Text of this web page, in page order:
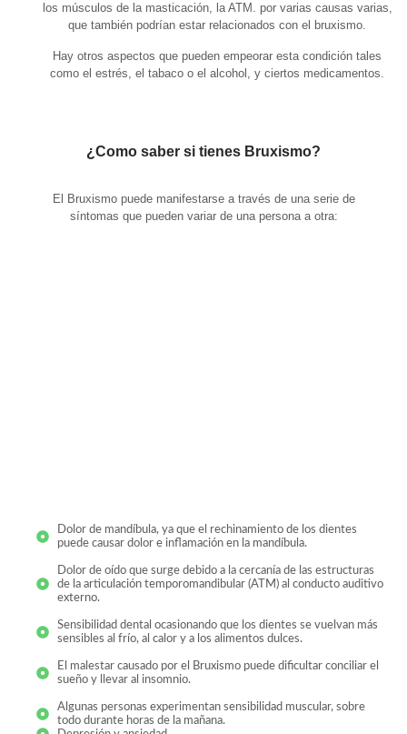
los músculos de la masticación, la ATM. por varias causas varias,
que también podrían estar relacionados con el bruxismo.
Hay otros aspectos que pueden empeorar esta condición tales
como el estrés, el tabaco o el alcohol, y ciertos medicamentos.
¿Como saber si tienes Bruxismo?
El Bruxismo puede manifestarse a través de una serie de
síntomas que pueden variar de una persona a otra:
Dolor de mandíbula, ya que el rechinamiento de los dientes
puede causar dolor e inflamación en la mandíbula.
Dolor de oído que surge debido a la cercanía de las estructuras
de la articulación temporomandibular (ATM) al conducto auditivo
externo.
Sensibilidad dental ocasionando que los dientes se vuelvan más
sensibles al frío, al calor y a los alimentos dulces.
El malestar causado por el Bruxismo puede dificultar conciliar el
sueño y llevar al insomnio.
Algunas personas experimentan sensibilidad muscular, sobre
todo durante horas de la mañana.